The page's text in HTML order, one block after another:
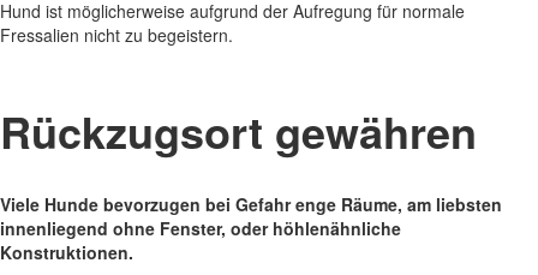
Hund ist möglicherweise aufgrund der Aufregung für normale
Fressalien nicht zu begeistern.
Rückzugsort gewähren
Viele Hunde bevorzugen bei Gefahr enge Räume, am liebsten
innenliegend ohne Fenster, oder höhlenähnliche
Konstruktionen.